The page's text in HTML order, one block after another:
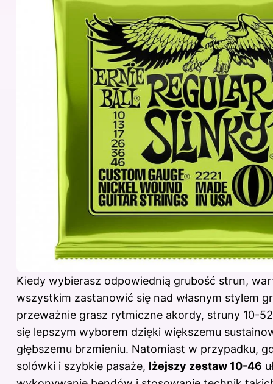
Kiedy wybierasz odpowiednią grubość strun,
wszystkim zastanowić się nad własnym stylem
przeważnie grasz rytmiczne akordy, struny 10-
się lepszym wyborem dzięki większemu
głębszemu brzmieniu. Natomiast w przypadku,
solówki i szybkie pasaże, lżejszy zestaw 10-46